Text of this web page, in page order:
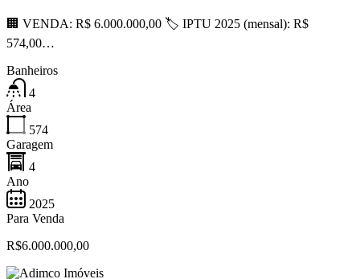
🏢 VENDA: R$ 6.000.000,00 🏷 IPTU 2025 (mensal): R$
574,00…
Banheiros
4
Área
574
Garagem
4
Ano
2025
Para Venda
R$6.000.000,00